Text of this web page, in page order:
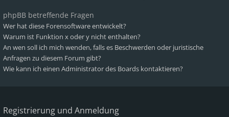
phpBB betreffende Fragen
Wer hat diese Forensoftware entwickelt?
Warum ist Funktion x oder y nicht enthalten?
An wen soll ich mich wenden, falls es Beschwerden oder juristische
Anfragen zu diesem Forum gibt?
Wie kann ich einen Administrator des Boards kontaktieren?
Registrierung und Anmeldung